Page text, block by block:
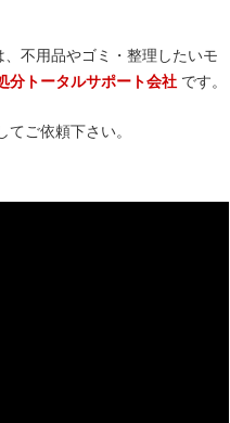
、不用品やゴミ・整理したいモ
分トータルサポート会社 です。
ご依頼下さい。